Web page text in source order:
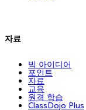
자료
빅 아이디어
포인트
자료
교육
원격 학습
ClassDojo Plus